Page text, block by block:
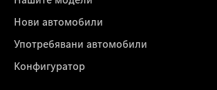
Нови автомобили
Употребявани автомобили
Конфигуратор